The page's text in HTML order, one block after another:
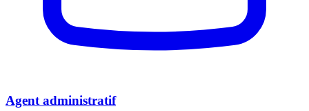
Agent administratif